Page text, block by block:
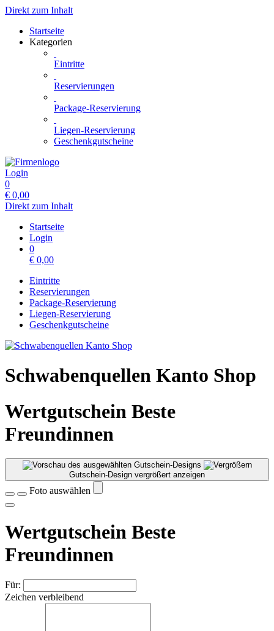
Direkt zum Inhalt
Startseite
Kategorien
Eintritte
Reservierungen
Package-Reservierung
Liegen-Reservierung
Geschenkgutscheine
Login
0
€ 0,00
Direkt zum Inhalt
Startseite
Login
0
€ 0,00
Eintritte
Reservierungen
Package-Reservierung
Liegen-Reservierung
Geschenkgutscheine
Schwabenquellen Kanto Shop
Wertgutschein Beste
Freundinnen
Gutschein-Design vergrößert anzeigen
Foto auswählen
Wertgutschein Beste
Freundinnen
Für:
Zeichen verbleibend